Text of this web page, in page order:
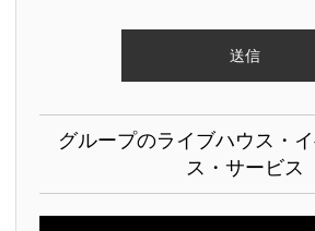
グループのライブハウス・
ス・サービス